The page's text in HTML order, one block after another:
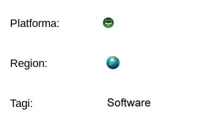
Platforma:
Region:
Tagi: